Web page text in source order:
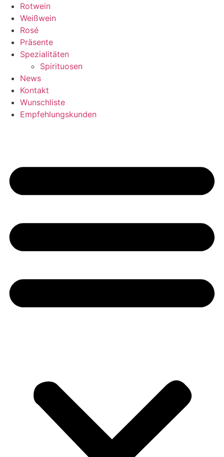
Zum
Inhalt
springen
Rotwein
Weißwein
Rosé
Präsente
Spezialitäten
Spirituosen
News
Kontakt
Wunschliste
Empfehlungskunden